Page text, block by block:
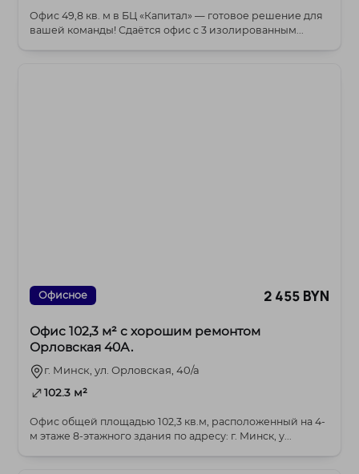
Офис 49,8 кв. м в БЦ «Капитал» — готовое решение для
вашей команды! Сдаётся офис с 3 изолированным...
Офисное 2 455 BYN
Офис 102,3 м² с хорошим ремонтом
Орловская 40А.
г. Минск, ул. Орловская, 40/а
102.3 м²
Офис общей площадью 102,3 кв.м, расположенный на 4-
м этаже 8-этажного здания по адресу: г. Минск, у...